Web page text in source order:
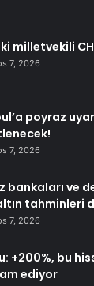
milletvekili
7, 2026
poyraz
7, 2026
bankaları ve
tahminleri
7, 2026
+200%, bu
ediyor